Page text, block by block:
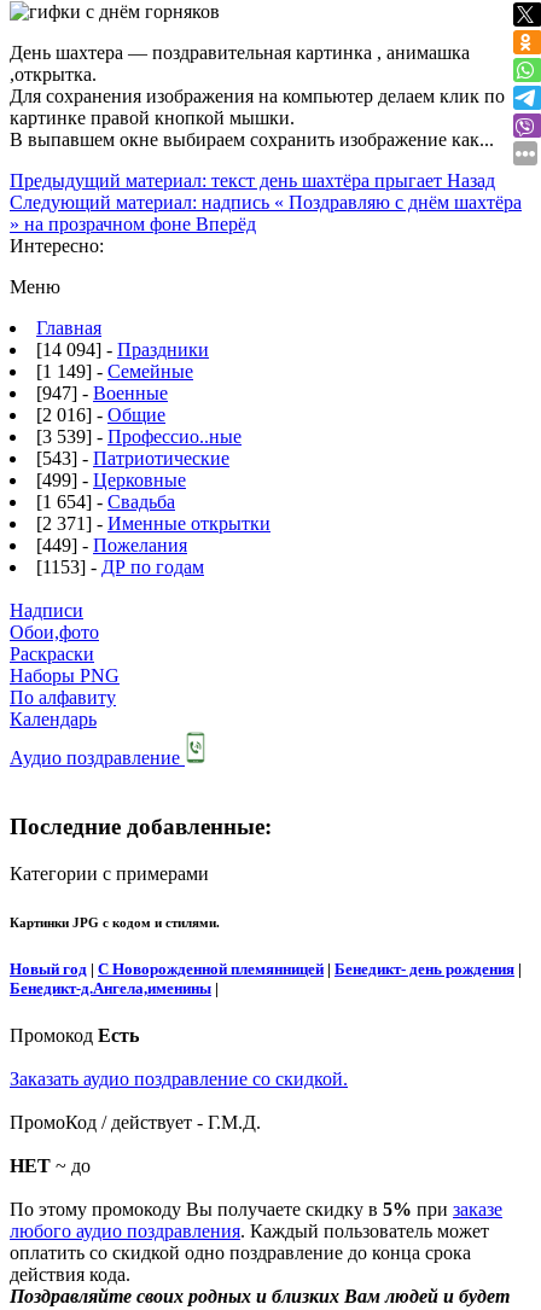
День шахтера — поздравительная картинка , анимашка
,открытка.
Для сохранения изображения на компьютер делаем клик по
картинке правой кнопкой мышки.
В выпавшем окне выбираем сохранить изображение как...
Предыдущий материал: текст день шахтёра прыгает Назад
Следующий материал: надпись « Поздравляю с днём шахтёра
» на прозрачном фоне Вперёд
Интересно:
Меню
Главная
[14 094] - Праздники
[1 149] - Семейные
[947] - Военные
[2 016] - Общие
[3 539] - Профессио..ные
[543] - Патриотические
[499] - Церковные
[1 654] - Свадьба
[2 371] - Именные открытки
[449] - Пожелания
[1153] - ДР по годам
Надписи
Обои,фото
Раскраски
Наборы PNG
По алфавиту
Календарь
Аудио поздравление
Последние добавленные:
Категории с примерами
Картинки JPG с кодом и стилями.
Новый год | С Новорожденной племянницей | Бенедикт- день рождения |
Бенедикт-д.Ангела,именины |
Промокод Есть
Заказать аудио поздравление со скидкой.
ПромоКод / действует - Г.М.Д.
НЕТ ~ до
По этому промокоду Вы получаете скидку в 5% при заказе
любого аудио поздравления. Каждый пользователь может
оплатить со скидкой одно поздравление до конца срока
действия кода.
Поздравляйте своих родных и близких Вам людей и будет